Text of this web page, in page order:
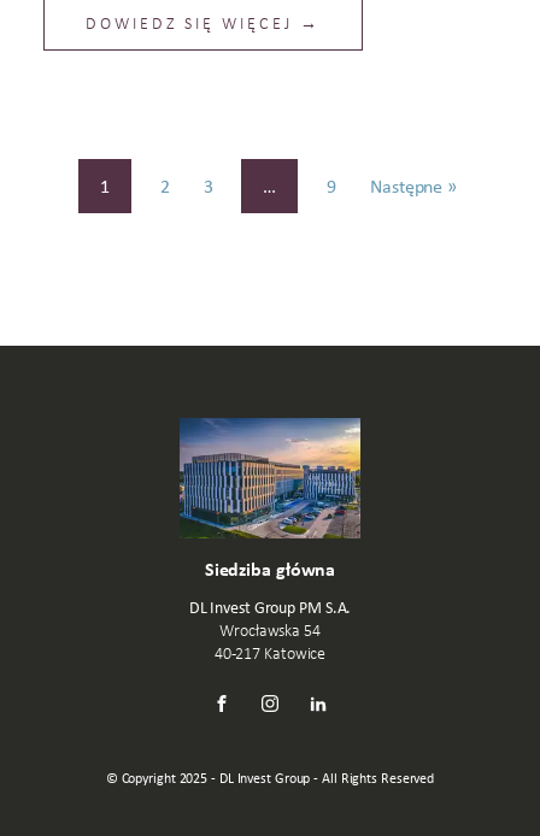
DOWIEDZ SIĘ WIĘCEJ →
1 2 3 … 9 Następne »
Siedziba główna
DL Invest Group PM S.A.
Wrocławska 54
40-217 Katowice
© Copyright 2025 - DL Invest Group - All Rights Reserved